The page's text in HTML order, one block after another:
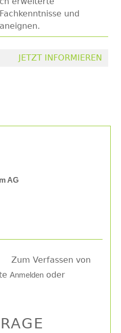
und
JETZT INFORMIEREN
AG
Zum Verfassen von
Anmelden oder